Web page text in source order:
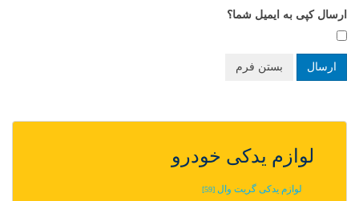
ارسال کپی به ایمیل شما؟
ارسال بستن فرم
لوازم یدکی خودرو
لوازم یدکی گریت وال [59]